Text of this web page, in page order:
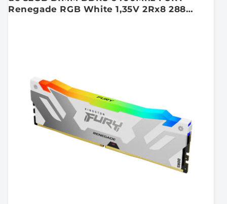
Renegade RGB White 1,35V 2Rx8 288